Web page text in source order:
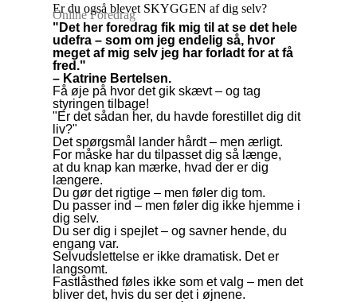
Er du også blevet SKYGGEN af dig selv?
Online Foredrag
"Det her foredrag fik mig til at se det hele
udefra – som om jeg endelig så, hvor
meget af mig selv jeg har forladt for at få
fred."
– Katrine Bertelsen.
Få øje på hvor det gik skævt – og tag
styringen tilbage!
"Er det sådan her, du havde forestillet dig dit
liv?"
Det spørgsmål lander hårdt – men ærligt.
For måske har du tilpasset dig så længe,
at du knap kan mærke, hvad der er dig
længere.
Du gør det rigtige – men føler dig tom.
Du passer ind – men føler dig ikke hjemme i
dig selv.
Du ser dig i spejlet – og savner hende, du
engang var.
Selvudslettelse er ikke dramatisk. Det er
langsomt.
Fastlåsthed føles ikke som et valg – men det
bliver det, hvis du ser det i øjnene.